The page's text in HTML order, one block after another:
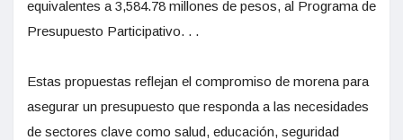
equivalentes a 3,584.78 millones de pesos, al Programa de
Presupuesto Participativo. . .
Estas propuestas reflejan el compromiso de morena para
asegurar un presupuesto que responda a las necesidades
de sectores clave como salud, educación, seguridad